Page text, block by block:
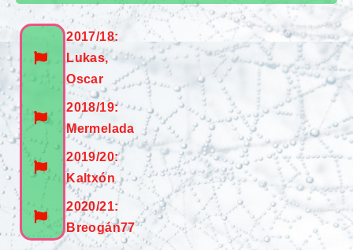
2017/18:
Lukas,
Oscar
2018/19:
Mermelada
2019/20:
Kaltxón
2020/21:
Breogán77